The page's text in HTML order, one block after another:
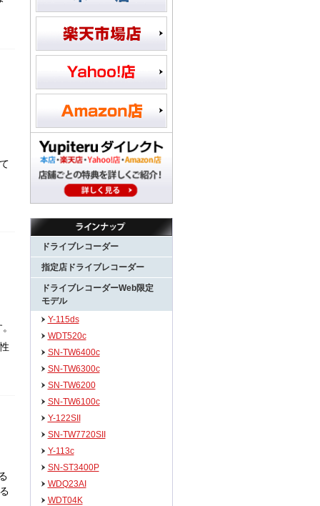
ドライブレコーダー
指定店ドライブレコーダー
ドライブレコーダーWeb限定
モデル
Y-115ds
WDT520c
SN-TW6400c
SN-TW6300c
SN-TW6200
SN-TW6100c
Y-122SII
SN-TW7720SII
Y-113c
SN-ST3400P
WDQ23AI
WDT04K